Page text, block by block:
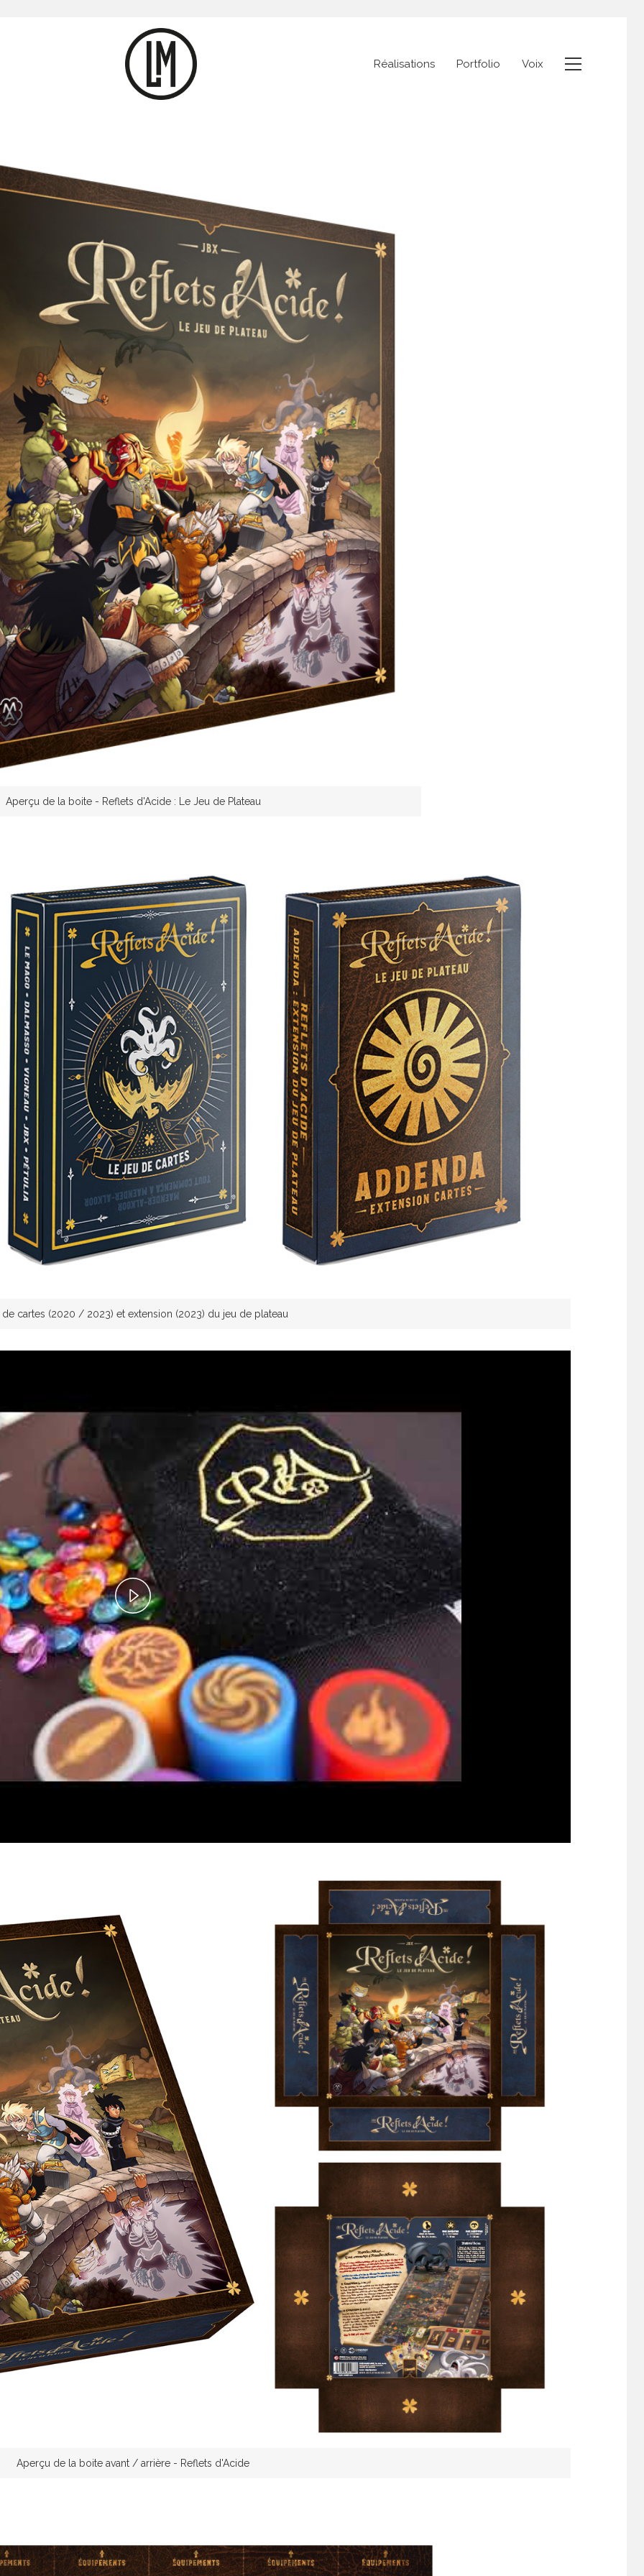
Réalisations Portfolio Voix
Plateau
tous les éléments du
Fred Vigneau .
Graphismes additionnels
Synergy Games.
(Narrateur-Assistant-
et règles interactives
avecPaul
webdesigner
Email
Aperçu de la boite - Reflets d'Acide : Le Jeu de Plateau
de cartes (2020 / 2023) et extension (2023) du jeu de plateau
Play
Video
Aperçu de la boite avant / arrière - Reflets d'Acide